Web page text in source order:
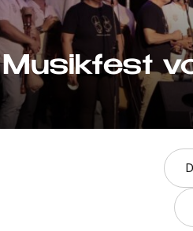
Musikfest